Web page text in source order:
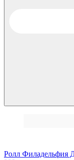
Ролл Филадельфия